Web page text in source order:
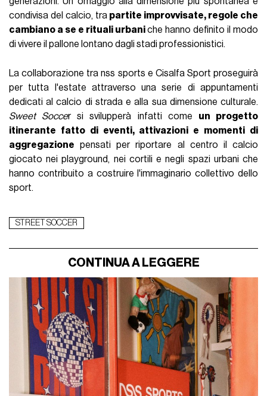
condivisa del calcio, tra partite improvvisate, regole che
cambiano a se e rituali urbaniche hanno definito il modo
di vivere il pallone lontano dagli stadi professionistici.
La collaborazione tra nss sports e Cisalfa Sport proseguirà
per tutta l'estate attraverso una serie di appuntamenti
dedicati al calcio di strada e alla sua dimensione culturale.
Sweet Soccer si svilupperà infatti come un progetto
itinerante fatto di eventi, attivazioni e momenti di
aggregazione pensati per riportare al centro il calcio
giocato nei playground, nei cortili e negli spazi urbani che
hanno contribuito a costruire l'immaginario collettivo dello
sport.
STREET SOCCER
CONTINUA A LEGGERE